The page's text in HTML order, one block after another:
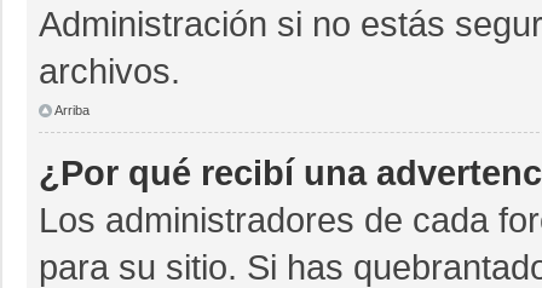
Administración si no estás
archivos.
Arriba
¿Por qué recibí una
Los administradores de cada
para su sitio. Si has